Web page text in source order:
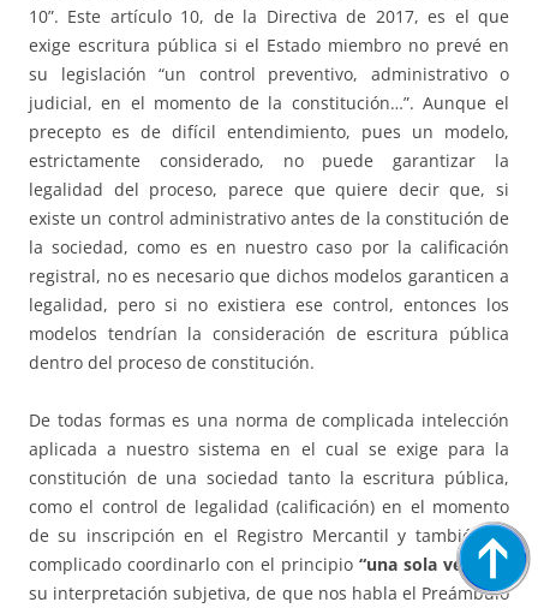
10”. Este artículo 10, de la Directiva de 2017, es el que
exige escritura pública si el Estado miembro no prevé en
su legislación “un control preventivo, administrativo o
judicial, en el momento de la constitución…”. Aunque el
precepto es de difícil entendimiento, pues un modelo,
estrictamente considerado, no puede garantizar la
legalidad del proceso, parece que quiere decir que, si
existe un control administrativo antes de la constitución de
la sociedad, como es en nuestro caso por la calificación
registral, no es necesario que dichos modelos garanticen a
legalidad, pero si no existiera ese control, entonces los
modelos tendrían la consideración de escritura pública
dentro del proceso de constitución.
De todas formas es una norma de complicada intelección
aplicada a nuestro sistema en el cual se exige para la
constitución de una sociedad tanto la escritura pública,
como el control de legalidad (calificación) en el momento
de su inscripción en el Registro Mercantil y también es
complicado coordinarlo con el principio “una sola vez”,
en
su interpretación subjetiva, de que nos habla el Preámbulo